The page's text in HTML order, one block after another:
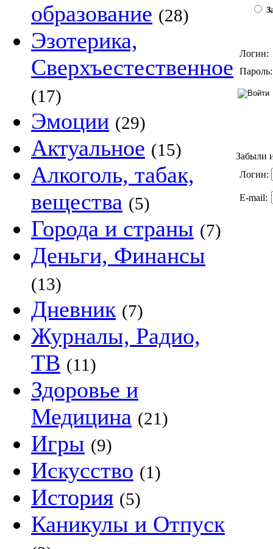
образование (28)
Эзотерика,
Сверхъестественное
(17)
Эмоции (29)
Актуальное (15)
Алкоголь, табак,
вещества (5)
Города и страны (7)
Деньги, Финансы
(13)
Дневник (7)
Журналы, Радио,
ТВ (11)
Здоровье и
Медицина (21)
Игры (9)
Искусство (1)
История (5)
Каникулы и Отпуск
Логин:
Пароль:
Забыли
Логин:
E-mail: